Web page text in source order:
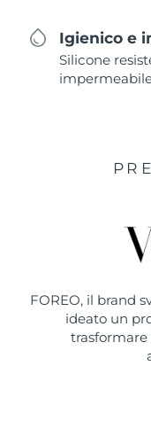
Igienico e
Silicone
FOREO, il brand
ideato un
trasformare